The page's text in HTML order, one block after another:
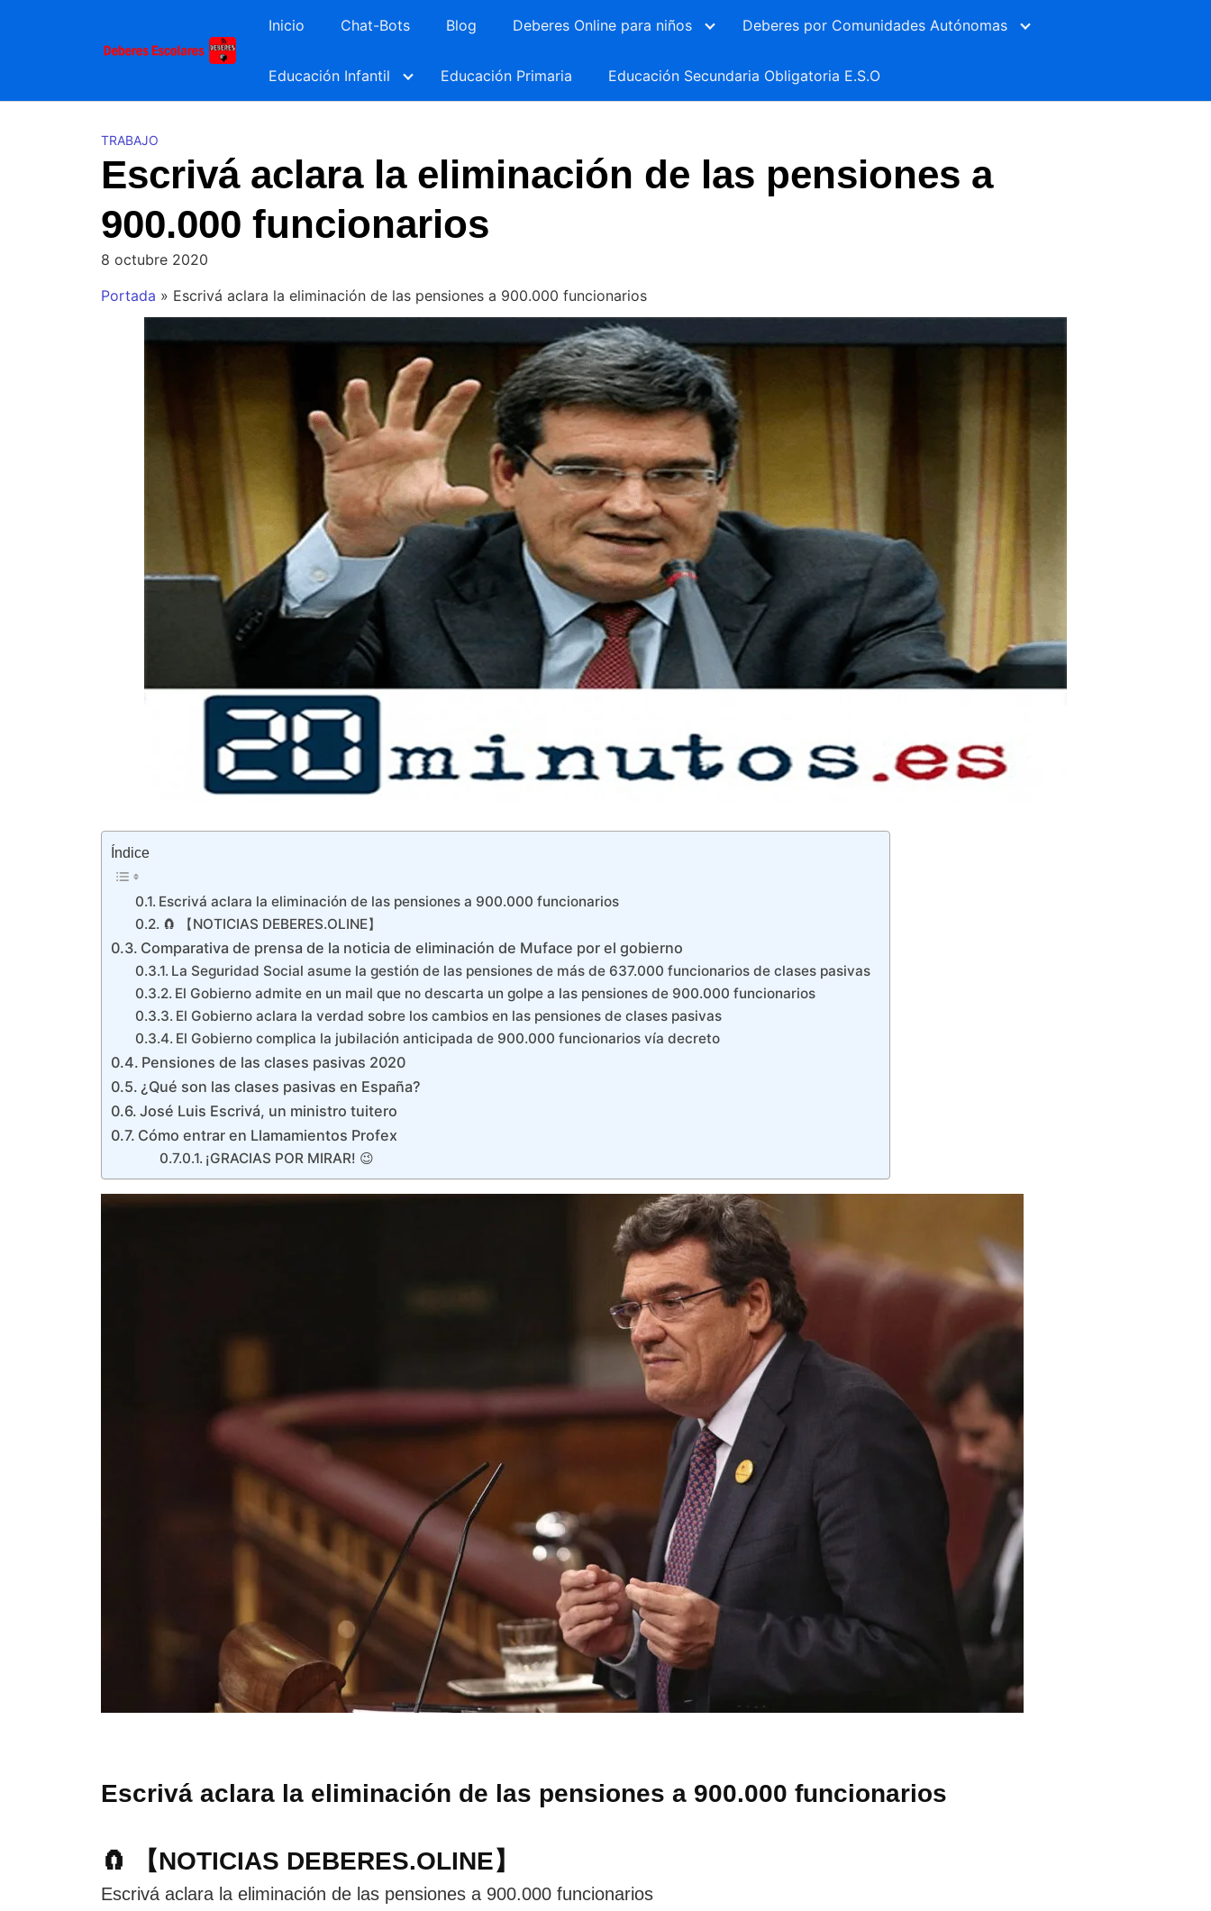
Inicio Chat-Bots Blog Deberes Online para niños Deberes por Comunidades Autónomas
Educación Infantil Educación Primaria Educación Secundaria Obligatoria E.S.O
TRABAJO
Escrivá aclara la eliminación de las pensiones a
900.000 funcionarios
8 octubre 2020
Portada » Escrivá aclara la eliminación de las pensiones a 900.000 funcionarios
Índice
Escrivá aclara la eliminación de las pensiones a 900.000 funcionarios
🧲 【NOTICIAS DEBERES.OLINE】
Comparativa de prensa de la noticia de eliminación de Muface por el gobierno
La Seguridad Social asume la gestión de las pensiones de más de 637.000 funcionarios de clases pasivas
El Gobierno admite en un mail que no descarta un golpe a las pensiones de 900.000 funcionarios
El Gobierno aclara la verdad sobre los cambios en las pensiones de clases pasivas
El Gobierno complica la jubilación anticipada de 900.000 funcionarios vía decreto
Pensiones de las clases pasivas 2020
¿Qué son las clases pasivas en España?
José Luis Escrivá, un ministro tuitero
Cómo entrar en Llamamientos Profex
¡GRACIAS POR MIRAR! 😉
Escrivá aclara la eliminación de las pensiones a 900.000 funcionarios
🧲 【NOTICIAS DEBERES.OLINE】
Escrivá aclara la eliminación de las pensiones a 900.000 funcionarios